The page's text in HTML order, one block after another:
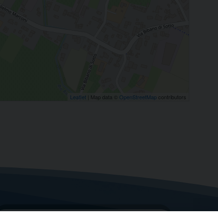
Leaflet | Map data © OpenStreetMap contributors